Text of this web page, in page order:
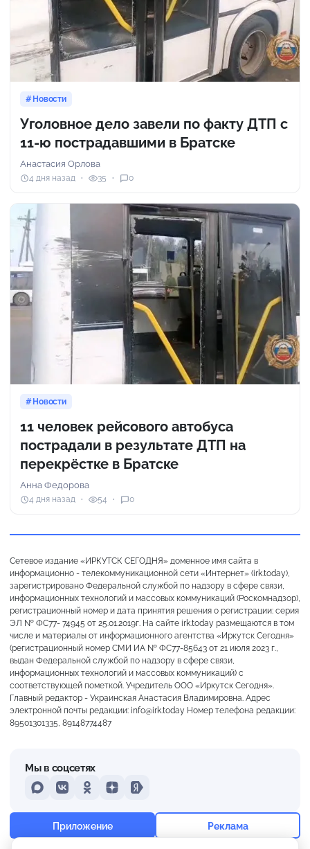
+12° Ощущается как +12
Новости
Уголовное дело завели по факту ДТП с
11-ю пострадавшими в Братске
Анастасия Орлова
4 дня назад 35 0
Новости
11 человек рейсового автобуса
пострадали в результате ДТП на
перекрёстке в Братске
Анна Федорова
4 дня назад 54 0
Сетевое издание «ИРКУТСК СЕГОДНЯ» доменное имя сайта в
информационно - телекоммуникационной сети «Интернет» (irk.today),
зарегистрировано Федеральной службой по надзору в сфере связи,
информационных технологий и массовых коммуникаций (Роскомнадзор),
регистрационный номер и дата принятия решения о регистрации: серия
ЭЛ № ФС77- 74945 от 25.01.2019г. На сайте irk.today размещаются в том
числе и материалы от информационного агентства «Иркутск Сегодня»
(регистрационный номер СМИ ИА № ФС77-85643 от 21 июля 2023 г.,
выдан Федеральной службой по надзору в сфере связи,
информационных технологий и массовых коммуникаций) с
соответствующей пометкой. Учредитель ООО «Иркутск Сегодня».
Главный редактор - Украинская Анастасия Владимировна. Адрес
электронной почты редакции: info@irk.today Номер телефона редакции:
89501301335, 89148774487
Мы в соцсетях
MAXVKontakteOdnoklassniki
DzenYandex
Приложение Реклама